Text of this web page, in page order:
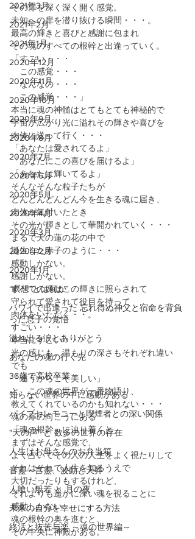
2021年3月
2021年2月
2021年1月
2020年12月
2020年11月
2020年10月
2020年9月
2020年8月
2020年7月
2020年6月
2020年5月
2020年4月
2020年3月
2020年2月
2020年1月
“瞑想”とは何か
ハワイで出逢った 忘れ得ぬ神父と宿命を背負
った息子の覚悟
溢れ出る涙とありがとう
あなたの魂の行く先
36歳で高校卒業
知らない世界の中に感動がある
パイプセレモニーと喫煙者との深い関係
"天の声" と 数多の世界の存在
人生はお母さんのお弁当箱
音靈・言靈、波動と天昇
人喰い般若 と 月の夜
未来の自分を幸せにする方法
終活と抜苦与楽 ～魂の世界編～
その扉を深く深く開く感覚。
未知への扉を潜り抜ける瞬間・・・。
最高の輝きと喜びと感謝に包まれ
その魂のすべての根幹と出逢っていく。
「すごい・・・
この感覚・・・
なんなの・・・
この感覚・・・」
本当に魂の神髄はとてもとても神秘的で
宇宙が広がり光に溢れその輝きや喜びを
肉体に送って行く・・・
「あなたは愛されてるよ」
「あなたにこの喜びを届けるよ」
「あなたは輝いてるよ」
そんなそんな粒子たちが
どんどんどんどん今を生きる魂に届き、
肉体が氣付いたとき
その光が輝きとして華開かれていく・・・
まるで天の蓮の花の中で
誕生した赤子のように・・・
感動しかない。
感謝しかない。
すべての魂はこの輝きに照らされて
守られて愛されて役目を持って
肉体をいただく・・。
すごい・・・
本当にすごい・・・。
光の感じも、温もりの深さもそれぞれ違い
でも
「違うからこそ美しい」
と、この魂の世界が一番物語り、
教えてくれているのかも知れない・・・
魂の扉の向こうにある
「魂の根幹」に辿り着くと
まずはそんな感覚で、
よく占いでその人の人生をよく視たりして
それはそれで人生を知るうえで
大切だったりもするけれど、
それよりも遥かに深い魂を視ることに
感動しかない
魂の根幹の奥を進むと、
その中央に神殿がある。